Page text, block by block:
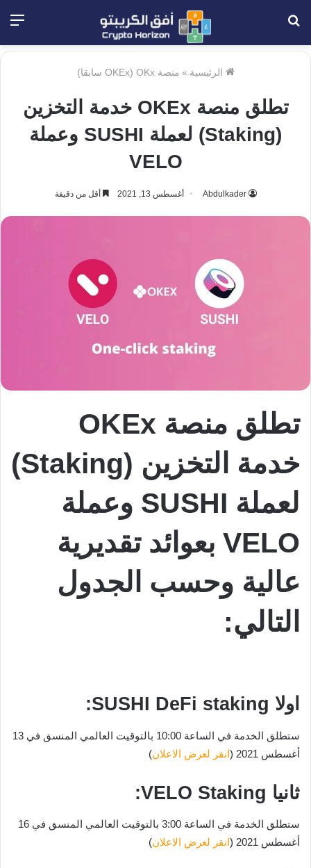
الرئيسية » منصة OKx (OKEx سابقا)
تطلق منصة OKEx خدمة التخزين
(Staking) لعملة SUSHI وعملة
VELO
Abdulkader أغسطس 13, 2021 أقل من دقيقة
تطلق منصة OKEx
خدمة التخزين (Staking)
لعملة SUSHI وعملة
VELO بعوائد تقديرية
عالية وحسب الجدول
التالي:
اولا SUSHI DeFi staking:
ستطلق الخدمة في الساعة 10:00 بالتوقيت العالمي المنسق في 13
أغسطس 2021 (
انقر لعرض الاعلان)
ثانيا VELO Staking:
ستطلق الخدمة في الساعة 3:00 بالتوقيت العالمي المنسق في 16
أغسطس 2021 (
انقر لعرض الاعلان)